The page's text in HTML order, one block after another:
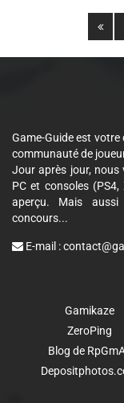
Game-Guide est
communauté de
Jour après jour, nous
PC et consoles
aperçu. Mais
concours...
E-mail :
Gamikaze
ZeroPing
Blog de